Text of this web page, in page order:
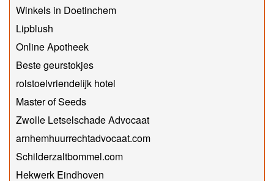
Winkels in Doetinchem
Lipblush
Online Apotheek
Beste geurstokjes
rolstoelvriendelijk hotel
Master of Seeds
Zwolle Letselschade Advocaat
arnhemhuurrechtadvocaat.com
Schilderzaltbommel.com
Hekwerk Eindhoven